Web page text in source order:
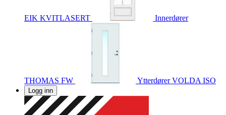
EIK KVITLASERT Innerdører
THOMAS FW YtterdørerVOLDA ISO
Logg inn